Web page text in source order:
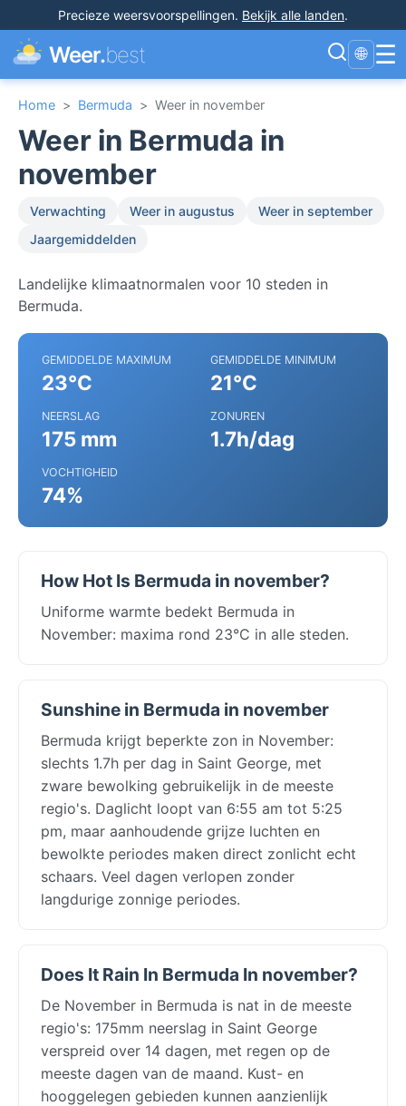
Precieze weersvoorspellingen. Bekijk alle landen.
Weer.best 🌐 ☰
Home > Bermuda > Weer in november
Weer in Bermuda in
november
Verwachting Weer in augustus
Weer in september
Jaargemiddelden
Landelijke klimaatnormalen voor 10 steden in
Bermuda.
GEMIDDELDE MAXIMUM
23°C
GEMIDDELDE MINIMUM
21°C
NEERSLAG
175 mm
ZONUREN
1.7h/dag
VOCHTIGHEID
74%
How Hot Is Bermuda in november?
Uniforme warmte bedekt Bermuda in
November: maxima rond 23°C in alle steden.
Sunshine in Bermuda in november
Bermuda krijgt beperkte zon in November:
slechts 1.7h per dag in Saint George, met
zware bewolking gebruikelijk in de meeste
regio's. Daglicht loopt van 6:55 am tot 5:25
pm, maar aanhoudende grijze luchten en
bewolkte periodes maken direct zonlicht echt
schaars. Veel dagen verlopen zonder
langdurige zonnige periodes.
Does It Rain In Bermuda In november?
De November in Bermuda is nat in de meeste
regio's: 175mm neerslag in Saint George
verspreid over 14 dagen, met regen op de
meeste dagen van de maand. Kust- en
hooggelegen gebieden kunnen aanzienlijk